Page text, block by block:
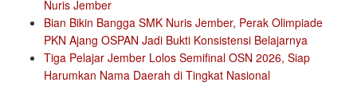
Nuris Jember
Bian Bikin Bangga SMK Nuris Jember, Perak Olimpiade
PKN Ajang OSPAN Jadi Bukti Konsistensi Belajarnya
Tiga Pelajar Jember Lolos Semifinal OSN 2026, Siap
Harumkan Nama Daerah di Tingkat Nasional